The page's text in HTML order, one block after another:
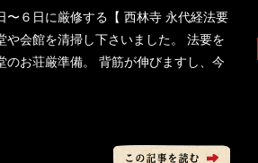
〜６日に厳修する【 西林寺 永代経法要
や会館を清掃し下さいました。 法要を
お荘厳準備。 背筋が伸びますし、今